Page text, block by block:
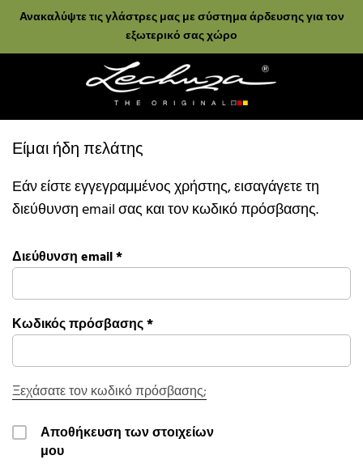
Ανακαλύψτε τις γλάστρες μας με σύστημα άρδευσης για τον
εξωτερικό σας χώρο
Είμαι ήδη πελάτης
Εάν είστε εγγεγραμμένος χρήστης, εισαγάγετε τη
διεύθυνση email σας και τον κωδικό πρόσβασης.
Διεύθυνση email*
Κωδικός πρόσβασης*
Ξεχάσατε τον κωδικό πρόσβασης;
Αποθήκευση των στοιχείων
μου